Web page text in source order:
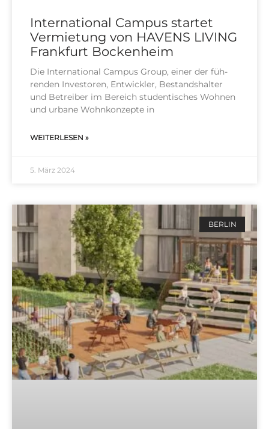
International Campus startet
Vermietung von HAVENS LIVING
Frankfurt Bockenheim
Die Inter­na­tio­nal Cam­pus Group, einer der füh­
ren­den Inves­to­ren, Ent­wick­ler, Bestands­hal­ter
und Betrei­ber im Bereich stu­den­ti­sches Woh­nen
und urba­ne Wohn­kon­zep­te in
WEITERLESEN »
5. März 2024
BERLIN